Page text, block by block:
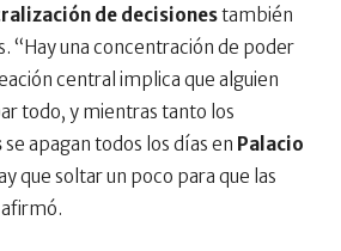
de decisionestambién
“Hay una concentración de poder
central implica que alguien
todo, y mientras tanto los
se apagan todos los días en Palacio
que soltar un poco para que las
afirmó.